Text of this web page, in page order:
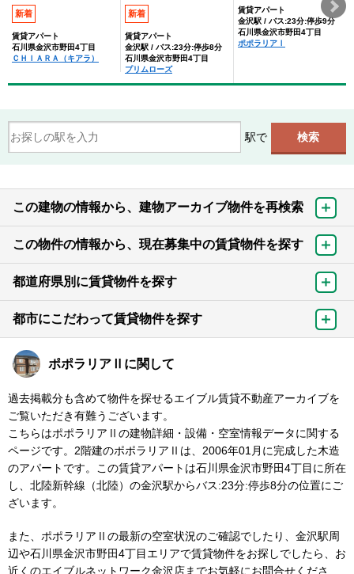
新着
賃貸アパート
石川県金沢市野田4丁目
ＣＨＩＡＲＡ（キアラ）
新着
賃貸アパート
金沢駅 / バス:23分:停歩8分
石川県金沢市野田4丁目
プリムローズ
賃貸アパート
金沢駅 / バス:23分:停歩9分
石川県金沢市野田4丁目
ポポラリアⅠ
駅で
この建物の情報から、建物アーカイブ物件を再検索
この物件の情報から、現在募集中の賃貸物件を探す
都道府県別に賃貸物件を探す
都市にこだわって賃貸物件を探す
ポポラリアⅡに関して
過去掲載分も含めて物件を探せるエイブル賃貸不動産アーカイブを
ご覧いただき有難うございます。
こちらはポポラリアⅡの建物詳細・設備・空室情報データに関する
ページです。2階建のポポラリアⅡは、2006年01月に完成した木造
のアパートです。この賃貸アパートは石川県金沢市野田4丁目に所在
し、北陸新幹線（北陸）の金沢駅からバス:23分:停歩8分の位置にご
ざいます。
また、ポポラリアⅡの最新の空室状況のご確認でしたり、金沢駅周
辺や石川県金沢市野田4丁目エリアで賃貸物件をお探しでしたら、お
近くのエイブルネットワーク金沢店までお気軽にお問合せくださ